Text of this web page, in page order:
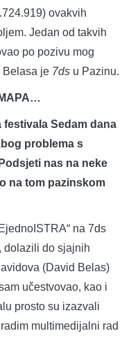
ovakvih
Jedan od takvih
po pozivu mog
Belasa je 7ds u Pazinu.
Sedam dana
problema s
nas na neke
na tom pazinskom
na 7ds
dolazili do sjajnih
(David Belas)
učestvovao, kao i
prosto su izazvali
multimedijalni rad